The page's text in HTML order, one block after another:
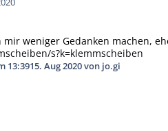
weniger Gedanken machen,
s?k=klemmscheiben
13:3915. Aug 2020von jo.gi